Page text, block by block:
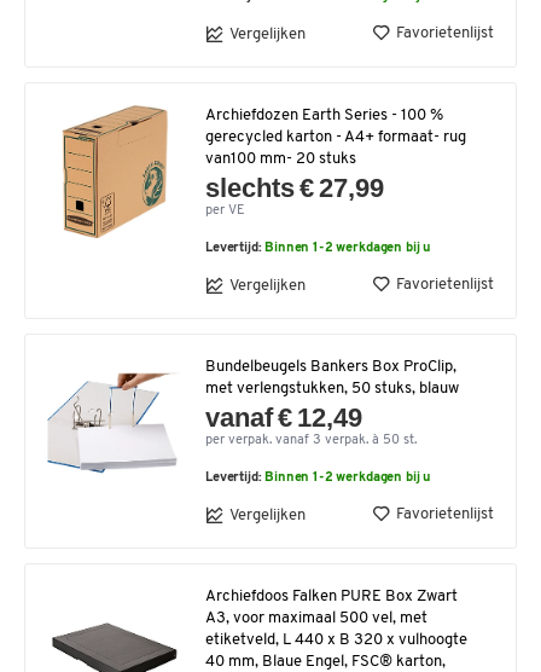
Vergelijken Favorietenlijst
Archiefdozen Earth Series - 100 %
gerecycled karton - A4+ formaat- rug
van100 mm- 20 stuks
slechts € 27,99
per VE
Levertijd: Binnen 1-2 werkdagen bij u
Vergelijken Favorietenlijst
Bundelbeugels Bankers Box ProClip,
met verlengstukken, 50 stuks, blauw
vanaf € 12,49
per verpak. vanaf 3 verpak. à 50 st.
Levertijd: Binnen 1-2 werkdagen bij u
Vergelijken Favorietenlijst
Archiefdoos Falken PURE Box Zwart
A3, voor maximaal 500 vel, met
etiketveld, L 440 x B 320 x vulhoogte
40 mm, Blaue Engel, FSC® karton,